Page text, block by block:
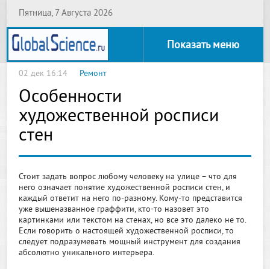
Пятница, 7 Августа 2026
Показать меню
02 дек 16:14 Ремонт
Особенности
художественной росписи
стен
Стоит задать вопрос любому человеку на улице – что для
него означает понятие художественной росписи стен, и
каждый ответит на него по-разному. Кому-то представится
уже вышеназванное граффити, кто-то назовет это
картинками или текстом на стенах, но все это далеко не то.
Если говорить о настоящей художественной росписи, то
следует подразумевать мощный инструмент для создания
абсолютно уникального интерьера.